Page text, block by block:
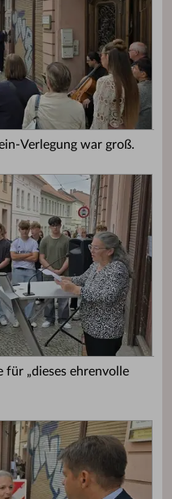
Verlegung war groß.
„dieses ehrenvolle